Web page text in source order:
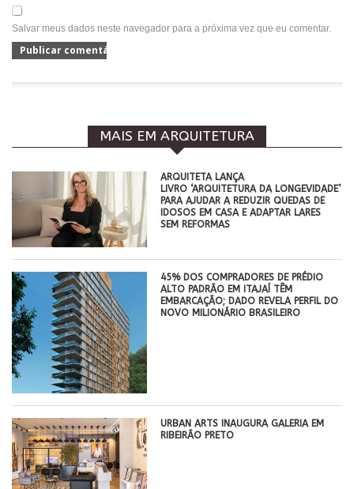
Salvar meus dados neste navegador para a próxima vez que eu comentar.
MAIS EM ARQUITETURA
ARQUITETA LANÇA
LIVRO ‘ARQUITETURA DA LONGEVIDADE’
PARA AJUDAR A REDUZIR QUEDAS DE
IDOSOS EM CASA E ADAPTAR LARES
SEM REFORMAS
45% DOS COMPRADORES DE PRÉDIO
ALTO PADRÃO EM ITAJAÍ TÊM
EMBARCAÇÃO; DADO REVELA PERFIL DO
NOVO MILIONÁRIO BRASILEIRO
​URBAN ARTS INAUGURA GALERIA EM
RIBEIRÃO PRETO